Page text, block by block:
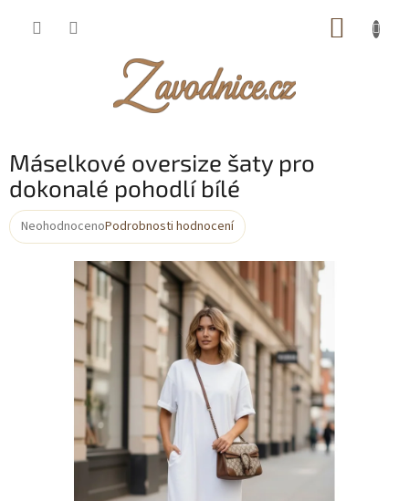
Máselkové oversize šaty pro
dokonalé pohodlí bílé
Průměrné
hvězdiček.
NeohodnocenoPodrobnosti hodnocení